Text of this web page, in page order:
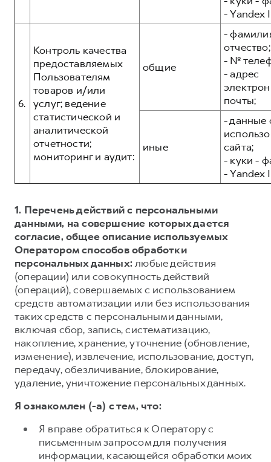
- Yandex
6.
Контроль качества
предоставляемых
Пользователям
товаров и/или
услуг; ведение
статистической и
аналитической
отчетности;
мониторинг и аудит:
общие
-
отчество;
- №
- адрес
почты;
иные
- данные
сайта;
- куки -
- Yandex
1. Перечень действий с персональными
данными, на совершение которых дается
согласие, общее описание используемых
Оператором способов обработки
персональных данных:любые действия
(операции) или совокупность действий
(операций), совершаемых с использованием
средств автоматизации или без использования
таких средств с персональными данными,
включая сбор, запись, систематизацию,
накопление, хранение, уточнение (обновление,
изменение), извлечение, использование, доступ,
передачу, обезличивание, блокирование,
удаление, уничтожение персональных данных.
Я ознакомлен (-а) с тем, что:
Я вправе обратиться к Оператору с
письменным запросом для получения
информации, касающейся обработки моих